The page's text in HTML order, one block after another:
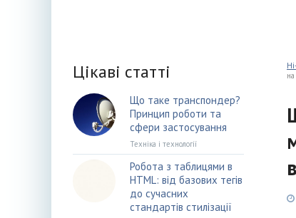
Цікаві статті
Що таке транспондер?
Принцип роботи та
сфери застосування
Техніка і технології
Робота з таблицями в
HTML: від базових тегів
до сучасних
стандартів стилізації